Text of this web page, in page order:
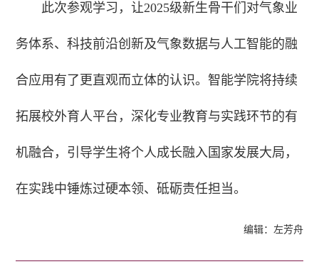
此次参观学习，让2025级新生骨干们对气象业
务体系、科技前沿创新及气象数据与人工智能的融
合应用有了更直观而立体的认识。智能学院将持续
拓展校外育人平台，深化专业教育与实践环节的有
机融合，引导学生将个人成长融入国家发展大局，
在实践中锤炼过硬本领、砥砺责任担当。
编辑：左芳舟